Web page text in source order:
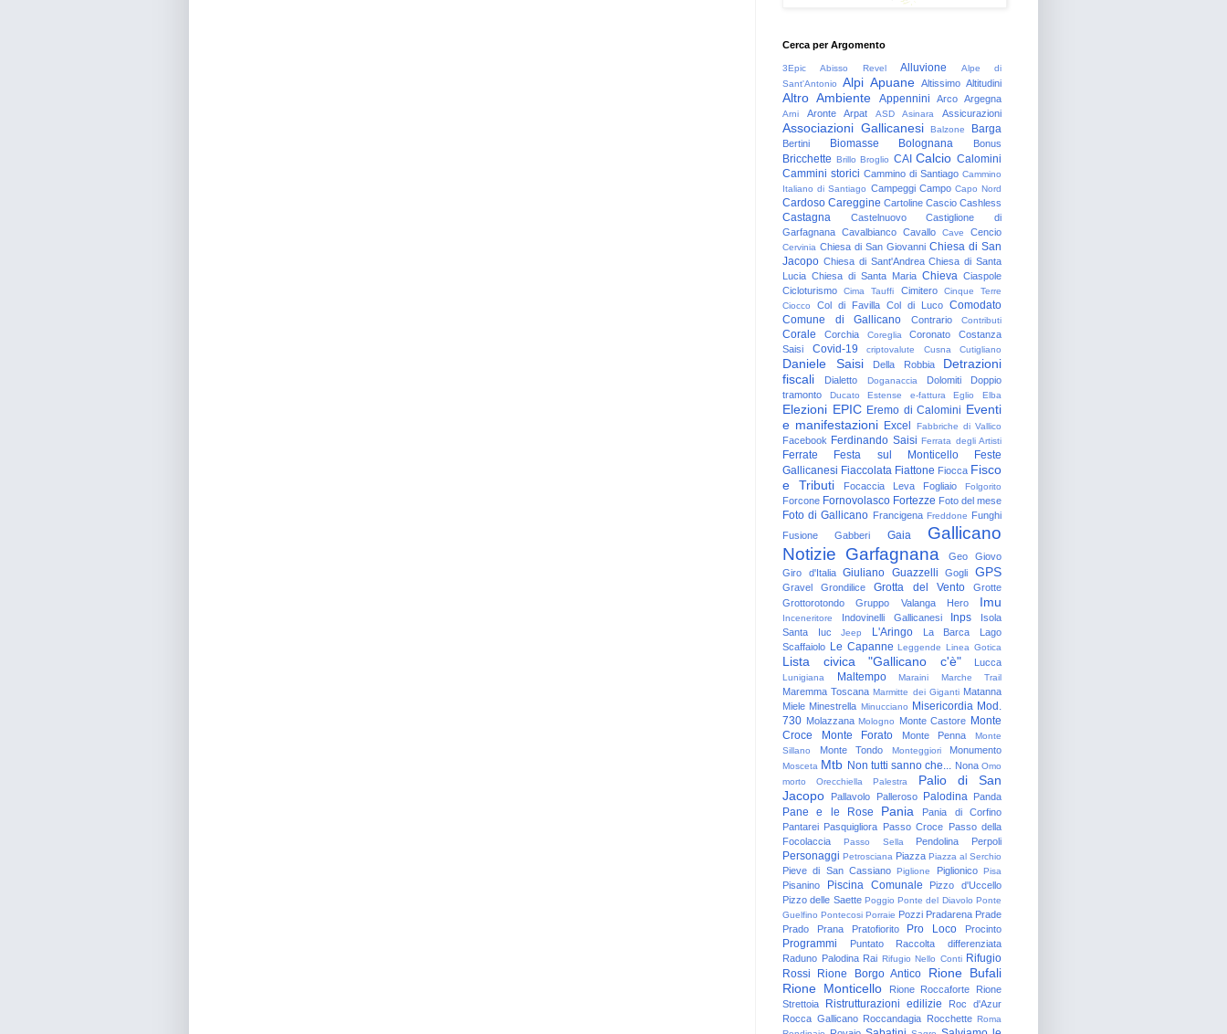
Cerca per Argomento
3Epic Abisso Revel Alluvione
Alpe di
Sant'Antonio
Alpi Apuane Altissimo Altitudini
Altro Ambiente Appennini Arco Argegna
Arni Aronte Arpat ASD Asinara Assicurazioni
Associazioni Gallicanesi Balzone Barga
Bertini Biomasse Bolognana Bonus
Bricchette Brillo Broglio CAI Calcio Calomini
Cammini storici Cammino di Santiago Cammino
Italiano di Santiago Campeggi Campo Capo Nord
Cardoso Careggine Cartoline Cascio Cashless
Castagna Castelnuovo
Castiglione di
Garfagnana Cavalbianco Cavallo Cave Cencio
Cervinia Chiesa di San Giovanni Chiesa di San
Jacopo Chiesa di Sant'Andrea Chiesa di Santa
Lucia Chiesa di Santa Maria Chieva Ciaspole
Cicloturismo
Cima Tauffi Cimitero
Cinque Terre
Ciocco
Col di Favilla Col di Luco Comodato
Comune di Gallicano
Contrario Contributi
Corale Corchia Coreglia Coronato
Costanza
Saisi
Covid-19 criptovalute Cusna Cutigliano
Daniele Saisi Della Robbia
Detrazioni
fiscali
Dialetto Doganaccia Dolomiti
Doppio
tramonto
Ducato Estense e-fattura Eglio Elba
Elezioni EPIC Eremo di Calomini Eventi
e manifestazioni Excel Fabbriche di Vallico
Facebook Ferdinando Saisi Ferrata degli Artisti
Ferrate Festa sul Monticello
Feste
Gallicanesi Fiaccolata Fiattone Fiocca Fisco
e Tributi
Focaccia Leva Fogliaio Folgorito
Forcone Fornovolasco Fortezze Foto del mese
Foto di Gallicano Francigena Freddone Funghi
Fusione
Gabberi Gaia
Gallicano
Notizie Garfagnana Geo
Giovo
Giro d'Italia
Giuliano Guazzelli Gogli GPS
Gravel Grondilice Grotta del Vento
Grotte
Grottorotondo
Gruppo Valanga Hero Imu
Inceneritore Indovinelli Gallicanesi Inps
Isola
Santa
Iuc Jeep L'Aringo La Barca
Lago
Scaffaiolo Le Capanne Leggende Linea Gotica
Lista civica "Gallicano c'è" Lucca
Lunigiana Maltempo Maraini Marche Trail
Maremma Toscana Marmitte dei Giganti Matanna
Miele Minestrella Minucciano Misericordia Mod.
730 Molazzana Mologno Monte Castore Monte
Croce
Monte Forato Monte Penna
Monte
Sillano
Monte Tondo Monteggiori Monumento
Mosceta Mtb Non tutti sanno che... Nona Omo
morto
Orecchiella Palestra
Palio di San
Jacopo
Pallavolo Palleroso Palodina Panda
Pane e le Rose Pania
Pania di Corfino
Pantarei Pasquigliora Passo Croce Passo della
Focolaccia
Passo Sella Pendolina Perpoli
Personaggi Petrosciana Piazza Piazza al Serchio
Pieve di San Cassiano Piglione Piglionico Pisa
Pisanino Piscina Comunale
Pizzo d'Uccello
Pizzo delle Saette Poggio Ponte del Diavolo Ponte
Guelfino Pontecosi Porraie Pozzi Pradarena Prade
Prado
Prana Pratofiorito Pro Loco Procinto
Programmi Puntato
Raccolta differenziata
Raduno Palodina Rai Rifugio Nello Conti Rifugio
Rossi
Rione Borgo Antico
Rione Bufali
Rione Monticello
Rione Roccaforte
Rione
Strettoia
Ristrutturazioni edilizie
Roc d'Azur
Rocca Gallicano Roccandagia Rocchette Roma